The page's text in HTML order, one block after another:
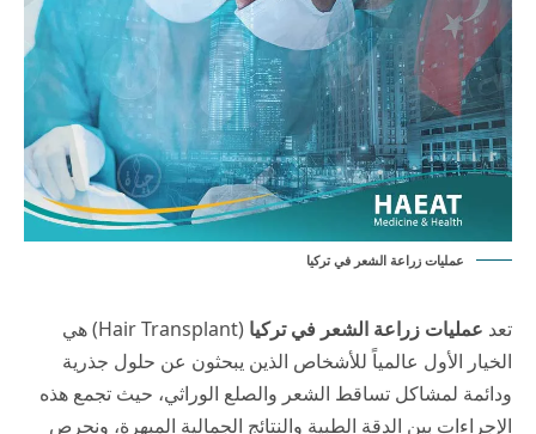
عمليات زراعة الشعر في تركيا
تعد عمليات زراعة الشعر في تركيا
(Hair Transplant) هي
الخيار الأول عالمياً للأشخاص الذين يبحثون عن حلول جذرية
ودائمة لمشاكل تساقط الشعر والصلع الوراثي، حيث تجمع هذه
الإجراءات بين الدقة الطبية والنتائج الجمالية المبهرة، ونحرص